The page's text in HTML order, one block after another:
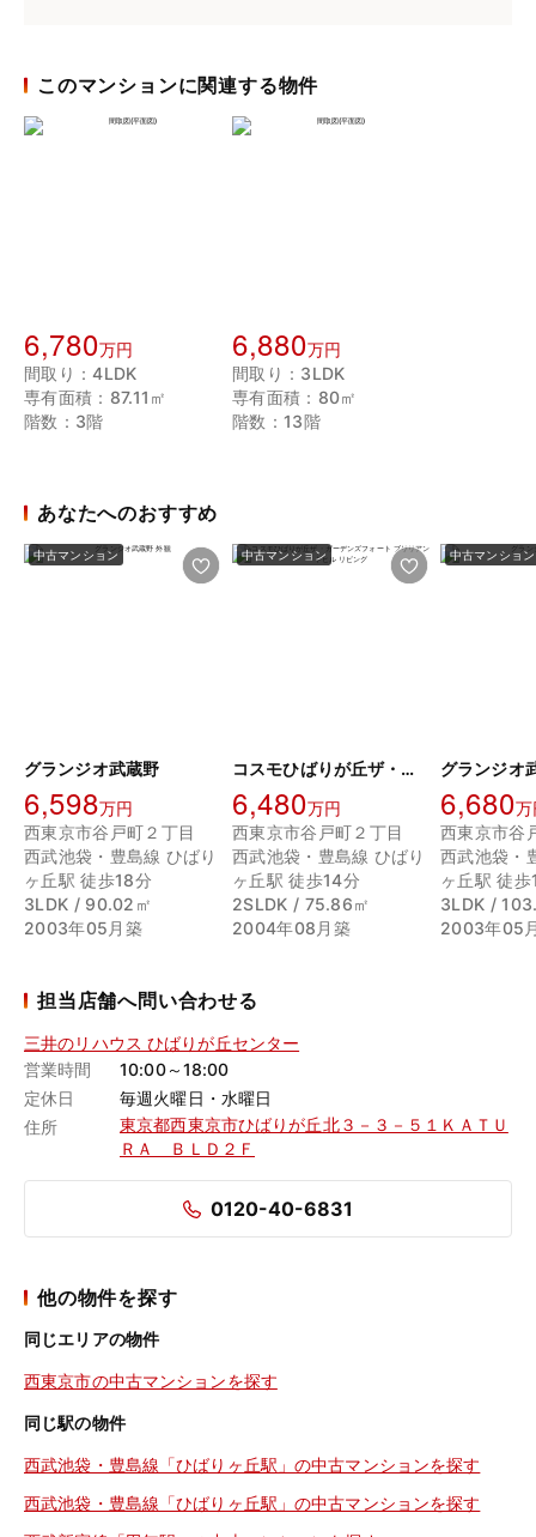
このマンションに関連する物件
6,780万円
間取り：4LDK
専有面積：87.11㎡
階数：3階
6,880万円
間取り：3LDK
専有面積：80㎡
階数：13階
あなたへのおすすめ
中古マンション
グランジオ武蔵野
6,598万円
西東京市谷戸町２丁目
西武池袋・豊島線 ひばり
ヶ丘駅 徒歩18分
3LDK / 90.02㎡
2003年05月築
中古マンション
コスモひばりが丘ザ・ガーデンズフォート ブリリアントヒル
6,480万円
西東京市谷戸町２丁目
西武池袋・豊島線 ひばり
ヶ丘駅 徒歩14分
2SLDK / 75.86㎡
2004年08月築
中古マンション
グランジオ
6,680万
西東京市谷
西武池袋・
ヶ丘駅 徒
3LDK /
2003年05
担当店舗へ問い合わせる
三井のリハウス ひばりが丘センター
営業時間
10:00～18:00
定休日
毎週火曜日・水曜日
住所
東京都西東京市ひばりが丘北３－３－５１ＫＡＴＵ
ＲＡ ＢＬＤ２Ｆ
0120-40-6831
他の物件を探す
同じエリアの物件
西東京市の中古マンションを探す
同じ駅の物件
西武池袋・豊島線「ひばりヶ丘駅」の中古マンションを探す
西武池袋・豊島線「ひばりヶ丘駅」の中古マンションを探す